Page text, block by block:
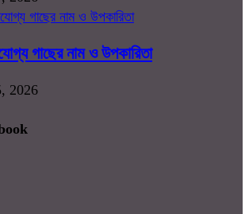
গাছের নাম ও উপকারিতা
2026